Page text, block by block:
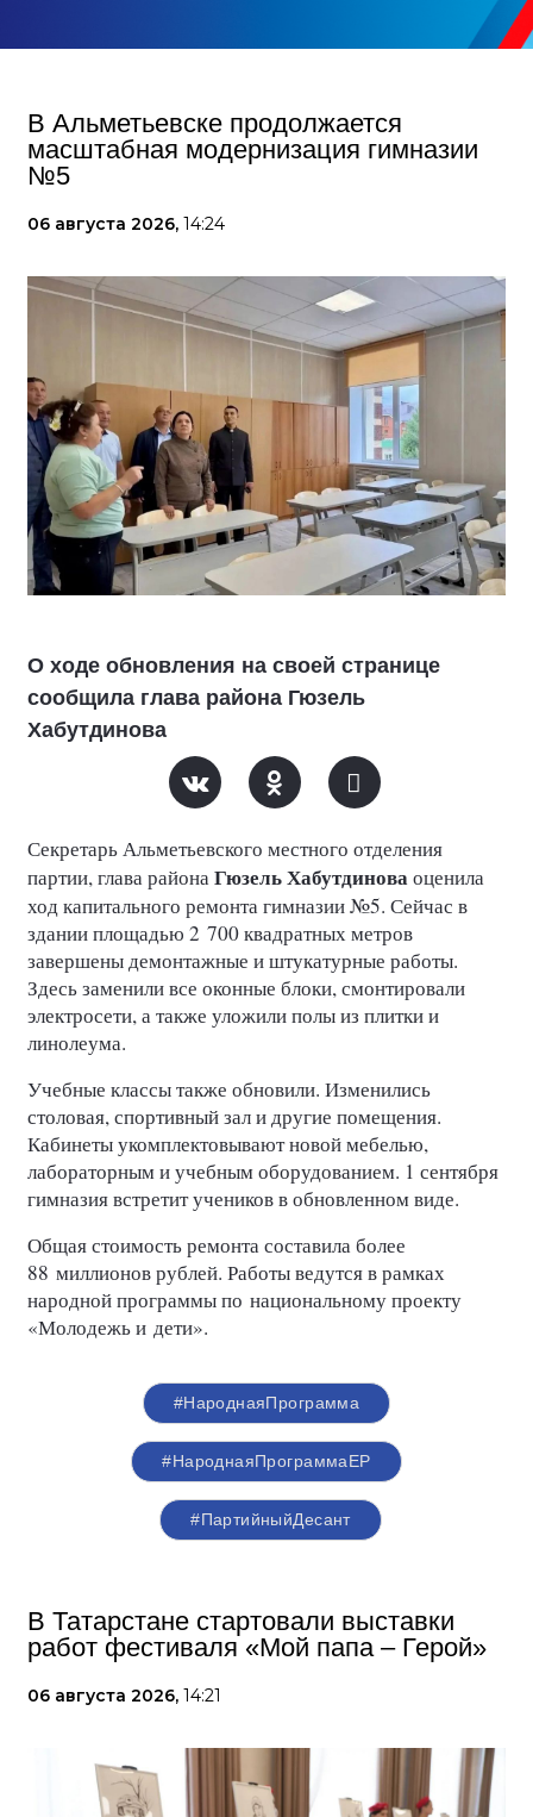
В Альметьевске продолжается
масштабная модернизация гимназии
№5
06 августа 2026, 14:24
О ходе обновления на своей странице
сообщила глава района Гюзель
Хабутдинова
Секретарь Альметьевского местного отделения
партии, глава районаГюзель Хабутдиноваоценила
ход капитального ремонта гимназии №5. Сейчас в
здании площадью 2 700 квадратных метров
завершены демонтажные и штукатурные работы.
Здесь заменили все оконные блоки, смонтировали
электросети, а также уложили полы из плитки и
линолеума.
Учебные классы также обновили. Изменились
столовая, спортивный зал и другие помещения.
Кабинеты укомплектовывают новой мебелью,
лабораторным и учебным оборудованием. 1 сентября
гимназия встретит учеников в обновленном виде.
Общая стоимость ремонта составила более
88 миллионов рублей. Работы ведутся в рамках
народной программы по национальному проекту
«Молодежь и дети».
#НароднаяПрограмма
#НароднаяПрограммаЕР
#ПартийныйДесант
В Татарстане стартовали выставки
работ фестиваля «Мой папа – Герой»
06 августа 2026, 14:21